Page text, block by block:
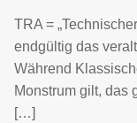
TRA =
endgültig das
Während
Monstrum gilt, das
[…]